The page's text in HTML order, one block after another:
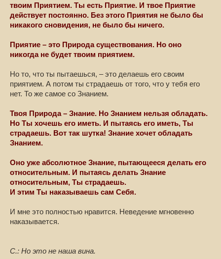
твоим Приятием. Ты есть Приятие. И твое Приятие
действует постоянно. Без этого Приятия не было бы
никакого сновидения, не было бы ничего.
Приятие – это Природа существования. Но оно
никогда не будет твоим приятием.
Но то, что ты пытаешься, – это делаешь его своим
приятием. А потом ты страдаешь от того, что у тебя его
нет. То же самое со Знанием.
Твоя Природа – Знание. Но Знанием нельзя обладать.
Но Ты хочешь его иметь. И пытаясь его иметь, Ты
страдаешь. Вот так шутка! Знание хочет обладать
Знанием.
Оно уже абсолютное Знание, пытающееся делать его
относительным. И пытаясь делать Знание
относительным, Ты страдаешь.
И этим Ты наказываешь сам Себя.
И мне это полностью нравится. Неведение мгновенно
наказывается.
С.: Но это не наша вина.